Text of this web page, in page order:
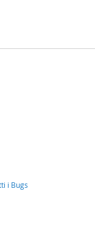
i Bugs